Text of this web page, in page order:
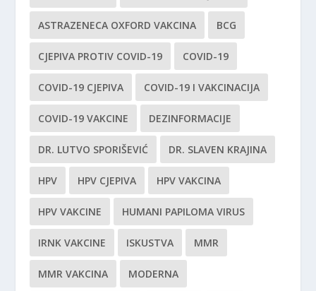
ASTRAZENECA OXFORD VAKCINA BCG
CJEPIVA PROTIV COVID-19 COVID-19
COVID-19 CJEPIVA COVID-19 I VAKCINACIJA
COVID-19 VAKCINE DEZINFORMACIJE
DR. LUTVO SPORIŠEVIĆ DR. SLAVEN KRAJINA
HPV HPV CJEPIVA HPV VAKCINA
HPV VAKCINE HUMANI PAPILOMA VIRUS
IRNK VAKCINE ISKUSTVA MMR
MMR VAKCINA MODERNA